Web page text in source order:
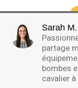
Sarah M.
partage
bombes
cavalier